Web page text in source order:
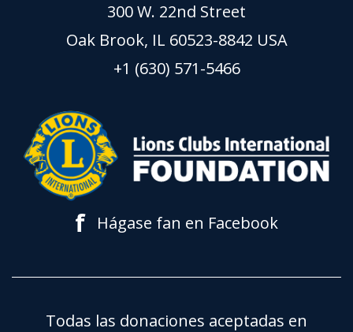
300 W. 22nd Street
Oak Brook, IL 60523-8842 USA
+1 (630) 571-5466
f Hágase fan en Facebook
Todas las donaciones aceptadas en